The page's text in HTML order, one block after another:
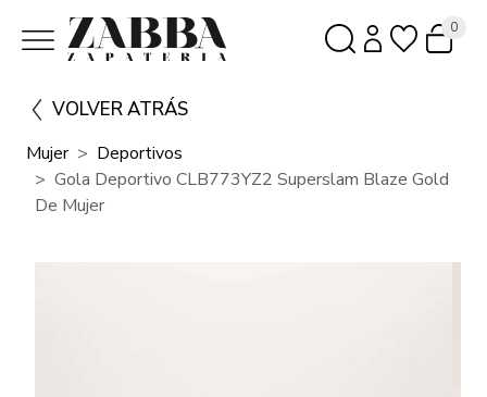
0
VOLVER ATRÁS
Mujer
Deportivos
Gola Deportivo CLB773YZ2 Superslam Blaze Gold
De Mujer